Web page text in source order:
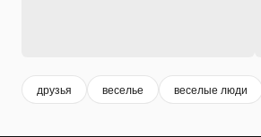
друзья веселье веселые люди